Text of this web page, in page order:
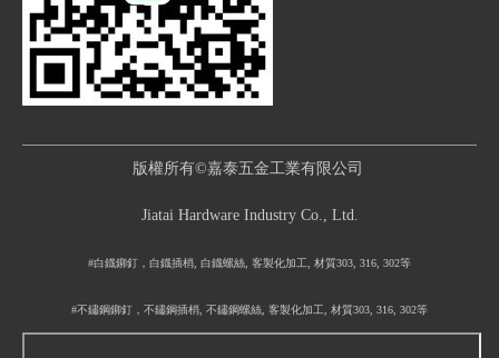
版權所有©嘉泰五金工業有限公司
Jiatai Hardware Industry Co., Ltd.
#白鐡鉚釘，白鐡插梢, 白鐡螺絲, 客製化加工, 材質303, 316, 302等
#不鏽鋼鉚釘，不鏽鋼插梢, 不鏽鋼螺絲, 客製化加工, 材質303, 316, 302等